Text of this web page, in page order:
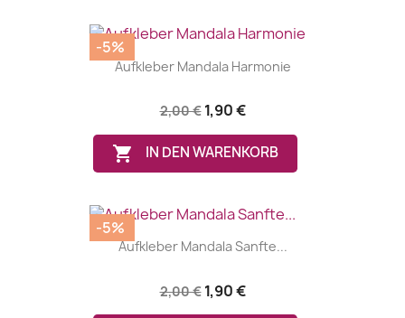
Aufkleber Mandala Harmonie
2,00 € 1,90 €
 IN DEN WARENKORB
-5%
Aufkleber Mandala Sanfte...
2,00 € 1,90 €
-5%